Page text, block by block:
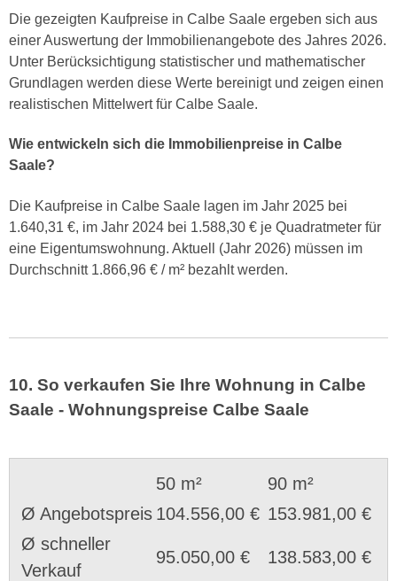
Die gezeigten Kaufpreise in Calbe Saale ergeben sich aus
einer Auswertung der Immobilienangebote des Jahres 2026.
Unter Berücksichtigung statistischer und mathematischer
Grundlagen werden diese Werte bereinigt und zeigen einen
realistischen Mittelwert für Calbe Saale.
Wie entwickeln sich die Immobilienpreise in Calbe
Saale?
Die Kaufpreise in Calbe Saale lagen im Jahr 2025 bei
1.640,31 €, im Jahr 2024 bei 1.588,30 € je Quadratmeter für
eine Eigentumswohnung. Aktuell (Jahr 2026) müssen im
Durchschnitt 1.866,96 € / m² bezahlt werden.
10. So verkaufen Sie Ihre Wohnung in Calbe
Saale - Wohnungspreise Calbe Saale
50 m²
90 m²
Ø Angebotspreis 104.556,00 € 153.981,00 €
Ø schneller
Verkauf
95.050,00 € 138.583,00 €